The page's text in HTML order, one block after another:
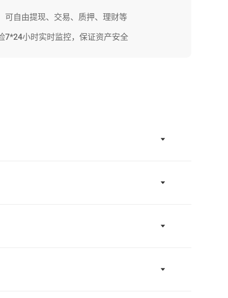
可自由提现、交易、质押、理财等
7*24小时实时监控，保证资产安全